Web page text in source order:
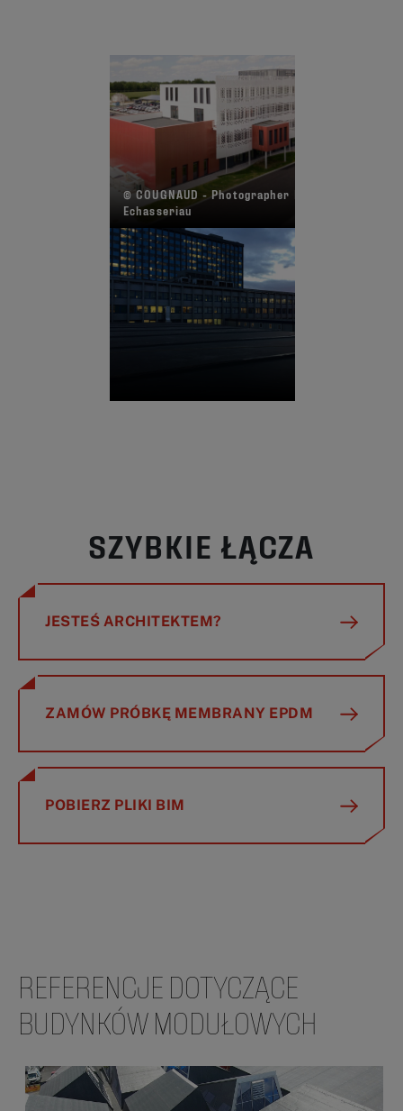
© COUGNAUD - Photographer R.
Echasseriau
SZYBKIE ŁĄCZA
JESTEŚ ARCHITEKTEM?
ZAMÓW PRÓBKĘ MEMBRANY EPDM
POBIERZ PLIKI BIM
REFERENCJE DOTYCZĄCE
BUDYNKÓW MODUŁOWYCH